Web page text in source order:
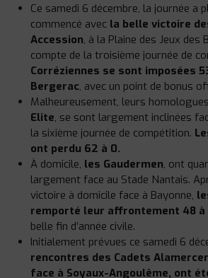
Ce samedi 6 décembre, la journée a
commencé avec la belle victoire
Accession, à la Plaine des Jeux des
compte de la troisième journée de
Corréziennes se sont imposées
Bergerac, avec un point de bonus
Malheureusement, leurs
Elite, se sont largement inclinées
la sixième journée de compétition.
ont perdu 62 à 0.
À domicile, les Gaudermen, ont
largement face au Stade Nantais.
victoire à domicile face à Bayonne,
remporté leur affrontement 48 à
belle fin d’année civile.
Initialement prévues ce samedi 6
rencontres des Cadets
face à Soyaux-Angoulême, ont